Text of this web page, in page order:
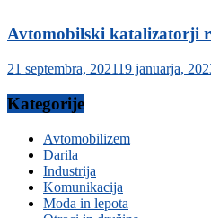
Avtomobilski katalizatorji
21 septembra, 202119 januarja,
Kategorije
Avtomobilizem
Darila
Industrija
Komunikacija
Moda in lepota